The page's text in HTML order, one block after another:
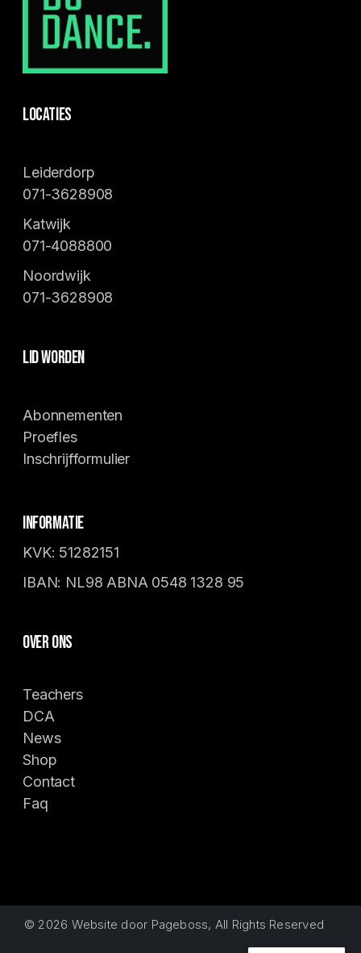
Locaties
Leiderdorp
071-3628908
Katwijk
071-4088800
Noordwijk
071-3628908
Lid worden
Abonnementen
Proefles
Inschrijfformulier
Informatie
KVK: 51282151
IBAN: NL98 ABNA 0548 1328 95
Over ons
Teachers
DCA
News
Shop
Contact
Faq
© 2026 Website door Pageboss, All Rights Reserved